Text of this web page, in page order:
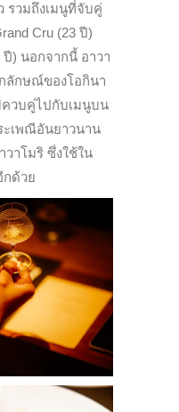
รวมถึงเมนูที่จับคู่
Cru (23 ปี)
ปี) นอกจากนี้ อาวา
ลักษณ์ของโอกินา
ควบคู่ไปกับเมนูบน
ะเพณีอันยาวนาน
วาโมริ ซึ่งใช้ใน
กด้วย